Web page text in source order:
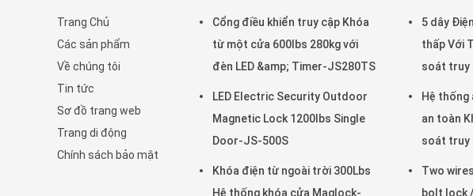
Trang Chủ
Các sản phẩm
Về chúng tôi
Tin tức
Sơ đồ trang web
Trang di động
Chính sách bảo mật
Cổng điều khiển truy cập Khóa
từ một cửa 600lbs 280kg với
đèn LED &amp; Timer-JS280TS
LED Electric Security Outdoor
Magnetic Lock 1200lbs Single
Door-JS-500S
Khóa điện từ ngoài trời 300Lbs
Hệ thống khóa cửa Maglock-
5 dây
thấp Với
soát truy
Hệ thống
an toàn
soát truy
Two
bolt lock